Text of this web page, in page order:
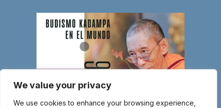
We value your privacy
We use cookies to enhance your browsing experience,